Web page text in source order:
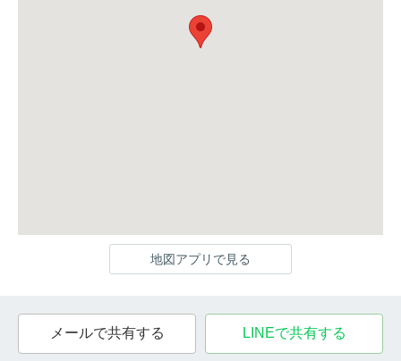
地図アプリで見る
メールで共有する LINEで共有する